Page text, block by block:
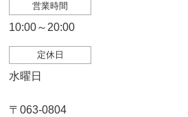
営業時間
10:00～20:00
定休日
水曜日
〒063-0804